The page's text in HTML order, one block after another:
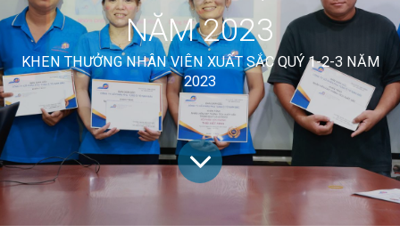
NĂM 2023
KHEN THƯỞNG NHÂN VIÊN XUẤT SẮC QUÝ 1-2-3 NĂM
2023